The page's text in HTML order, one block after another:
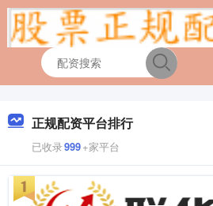
正规配资平台排行
已收录999+家平台